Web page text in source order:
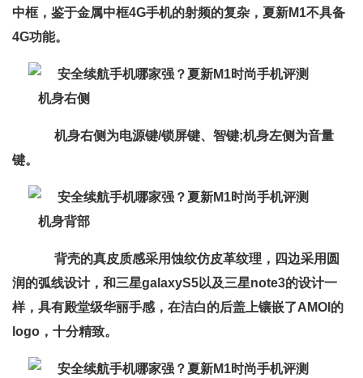
中框，鉴于金属中框4G手机的射频的复杂，夏新M1不具备
4G功能。
机身右侧
机身右侧为电源键/锁屏键、智键;机身左侧为音量
键。
机身背部
背壳的真皮质感采用蚀纹仿皮革纹理，四边采用圆
润的弧线设计，和三星galaxyS5以及三星note3的设计一
样，具有殿堂级华丽手感，在洁白的后盖上镶嵌了AMOI的
logo，十分精致。